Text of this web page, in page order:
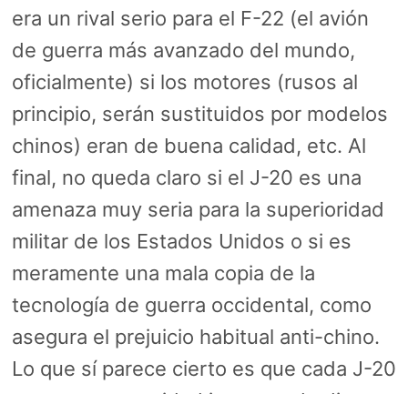
era un rival serio para el F-22 (el avión
de guerra más avanzado del mundo,
oficialmente) si los motores (rusos al
principio, serán sustituidos por modelos
chinos) eran de buena calidad, etc. Al
final, no queda claro si el J-20 es una
amenaza muy seria para la superioridad
militar de los Estados Unidos o si es
meramente una mala copia de la
tecnología de guerra occidental, como
asegura el prejuicio habitual anti-chino.
Lo que sí parece cierto es que cada J-20